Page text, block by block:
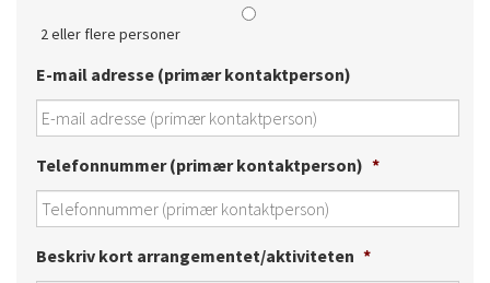
2 eller flere personer
E-mail adresse (primær kontaktperson)
Telefonnummer (primær kontaktperson) *
Beskriv kort arrangementet/aktiviteten *